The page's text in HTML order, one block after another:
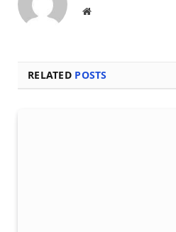
Local
RELATED POSTS